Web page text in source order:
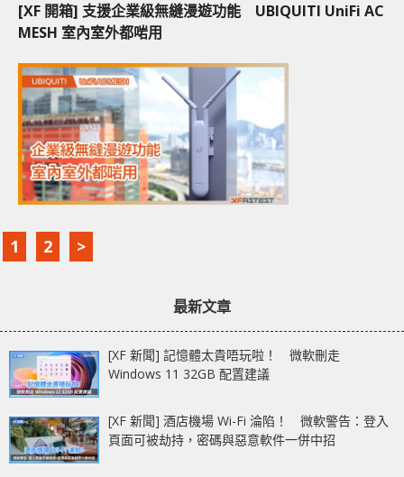
[XF 開箱] 支援企業級無縫漫遊功能 UBIQUITI UniFi AC
MESH 室內室外都啱用
1 2 >
最新文章
[XF 新聞] 記憶體太貴唔玩啦！ 微軟刪走
Windows 11 32GB 配置建議
[XF 新聞] 酒店機場 Wi-Fi 淪陷！ 微軟警告：登入
頁面可被劫持，密碼與惡意軟件一併中招